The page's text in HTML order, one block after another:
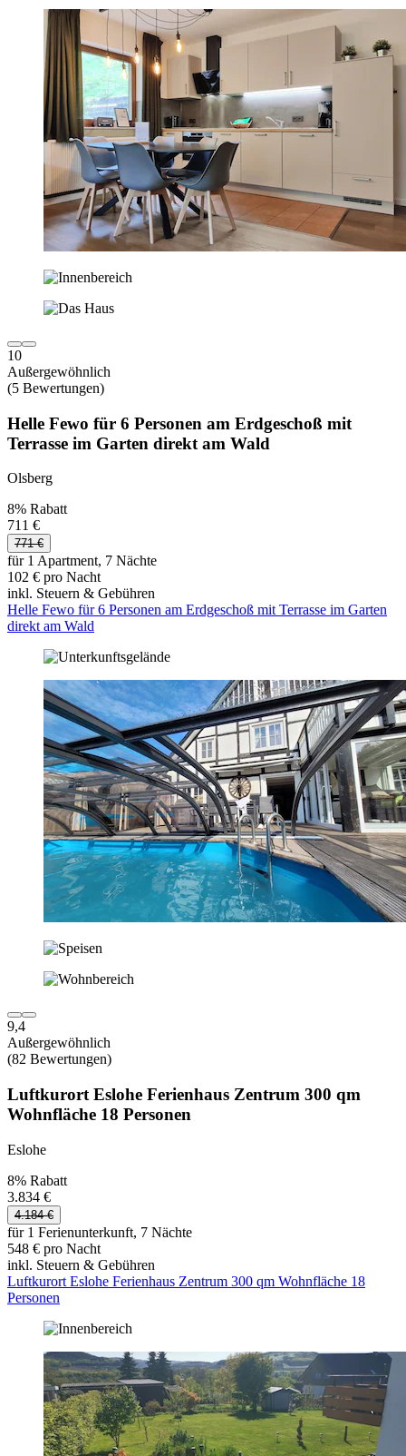
10
Außergewöhnlich
(5 Bewertungen)
Helle Fewo für 6 Personen am Erdgeschoß mit
Terrasse im Garten direkt am Wald
Olsberg
8% Rabatt
711 €
771 €
für 1 Apartment, 7 Nächte
102 € pro Nacht
inkl. Steuern & Gebühren
Helle Fewo für 6 Personen am Erdgeschoß mit Terrasse im Garten
direkt am Wald
9,4
Außergewöhnlich
(82 Bewertungen)
Luftkurort Eslohe Ferienhaus Zentrum 300 qm
Wohnfläche 18 Personen
Eslohe
8% Rabatt
3.834 €
4.184 €
für 1 Ferienunterkunft, 7 Nächte
548 € pro Nacht
inkl. Steuern & Gebühren
Luftkurort Eslohe Ferienhaus Zentrum 300 qm Wohnfläche 18
Personen